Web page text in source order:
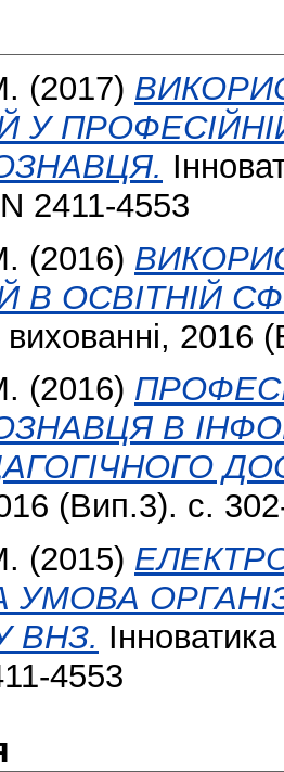
(2017)
У
2411-4553
(2016)
В ОСВІТНІЙ
вихованні,
(2016)
В
(Вип.3). с.
(2015)
ВНЗ.
4553